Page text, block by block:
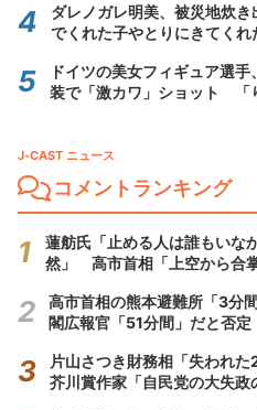
ダレノガレ明美、被災地炊
でくれた子やとりにきてくれ
ドイツの美女フィギュア選
装で「激カワ」ショット 「
J-CAST ニュース
コメントランキング
蓮舫氏「止める人は誰もいな
然」 高市首相「上空から合
高市首相の熊本避難所「3分
閣広報官「51分間」だと否定
片山さつき財務相「失われ
芥川賞作家「自民党の大失政